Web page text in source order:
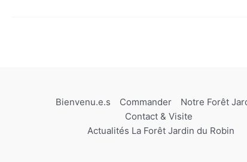
Bienvenu.e.s Commander
Notre Forêt
Contact & Visite
Actualités La Forêt Jardin du Robin